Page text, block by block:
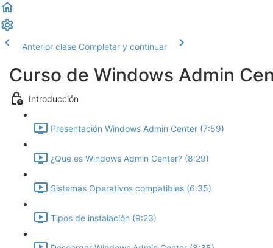
Anterior clase Completar y continuar
Curso de Windows Admin
Introducción
Presentación Windows Admin Center (7:59)
¿Que es Windows Admin Center? (8:29)
Sistemas Operativos compatibles (6:35)
Tipos de instalación (9:23)